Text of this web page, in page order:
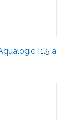
[1.5 a